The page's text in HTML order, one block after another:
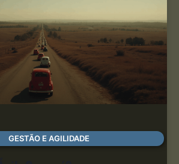
GESTÃO E AGILIDADE